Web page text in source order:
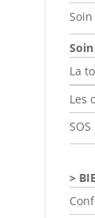
Soin
La
Les